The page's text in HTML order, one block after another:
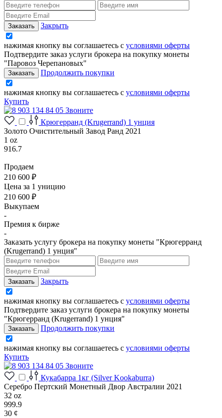
Закрыть
нажимая кнопку вы соглашаетесь с условиями оферты
Подтвердите заказ услуги брокера на покупку монеты
"Паровоз Черепановых"
Продолжить покупки
нажимая кнопку вы соглашаетесь с условиями оферты
Купить
Звоните
Крюгерранд (Krugerrand) 1 унция
Золото Очистительный Завод Ранд 2021
1 oz
916.7
Продаем
210 600 ₽
Цена за 1 уницию
210 600 ₽
Выкупаем
-
Премия к бирже
-
Заказать услугу брокера на покупку монеты "Крюгерранд
(Krugerrand) 1 унция"
Закрыть
нажимая кнопку вы соглашаетесь с условиями оферты
Подтвердите заказ услуги брокера на покупку монеты
"Крюгерранд (Krugerrand) 1 унция"
Продолжить покупки
нажимая кнопку вы соглашаетесь с условиями оферты
Купить
Звоните
Кукабарра 1кг (Silver Kookaburra)
Серебро Пертский Монетный Двор Австралии 2021
32 oz
999.9
30 ¢